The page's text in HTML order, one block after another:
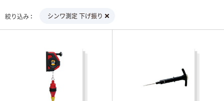
絞り込み シンワ測定 下げ振り